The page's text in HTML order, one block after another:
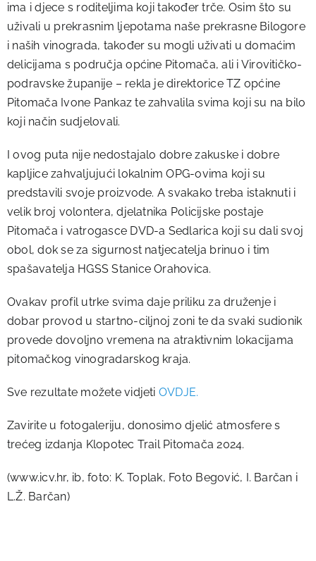
ima i djece s roditeljima koji također trče. Osim što su
uživali u prekrasnim ljepotama naše prekrasne Bilogore
i naših vinograda, također su mogli uživati u domaćim
delicijama s područja općine Pitomača, ali i Virovitičko-
podravske županije – rekla je direktorice TZ općine
Pitomača Ivone Pankaz te zahvalila svima koji su na bilo
koji način sudjelovali.
I ovog puta nije nedostajalo dobre zakuske i dobre
kapljice zahvaljujući lokalnim OPG-ovima koji su
predstavili svoje proizvode. A svakako treba istaknuti i
velik broj volontera, djelatnika Policijske postaje
Pitomača i vatrogasce DVD-a Sedlarica koji su dali svoj
obol, dok se za sigurnost natjecatelja brinuo i tim
spašavatelja HGSS Stanice Orahovica.
Ovakav profil utrke svima daje priliku za druženje i
dobar provod u startno-ciljnoj zoni te da svaki sudionik
provede dovoljno vremena na atraktivnim lokacijama
pitomačkog vinogradarskog kraja.
Sve rezultate možete vidjeti OVDJE.
Zavirite u fotogaleriju, donosimo djelić atmosfere s
trećeg izdanja Klopotec Trail Pitomača 2024.
(www.icv.hr, ib, foto: K. Toplak, Foto Begović, I. Barčan i
L.Ž. Barčan)